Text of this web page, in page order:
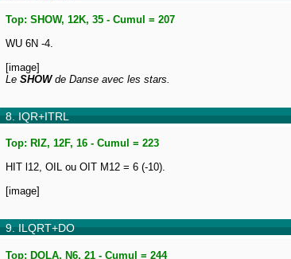
Top: SHOW, 12K, 35 - Cumul = 207
WU 6N -4.
[image]
Le SHOWde Danse avec les stars.
8. IQR+ITRL
Top: RIZ, 12F, 16 - Cumul = 223
HIT l12, OIL ou OIT M12 = 6 (-10).
[image]
9. ILQRT+DO
Top: DOLA, N6, 21 - Cumul = 244